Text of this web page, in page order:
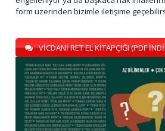
form üzerinden bizimle iletişime
VİCDANİ RET EL KİTAPÇIĞI (PDF